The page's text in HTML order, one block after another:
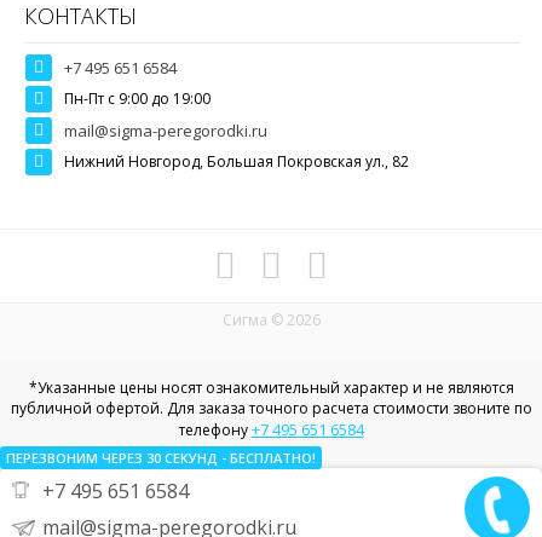
КОНТАКТЫ
+7 495 651 6584
Пн-Пт c 9:00 до 19:00
mail@sigma-peregorodki.ru
Нижний Новгород, Большая Покровская ул., 82
Сигма © 2026
*Указанные цены носят ознакомительный характер и не являются
публичной офертой. Для заказа точного расчета стоимости звоните по
телефону+7 495 651 6584
ПЕРЕЗВОНИМ ЧЕРЕЗ 30 СЕКУНД - БЕСПЛАТНО!
+7 495 651 6584
mail@sigma-peregorodki.ru
Политика конфиденциальности в отношении пользовательских
данных